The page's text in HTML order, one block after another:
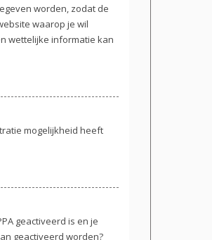
worden, zodat de
waarop je wil
wettelijke informatie kan
mogelijkheid heeft
geactiveerd is en je
geactiveerd worden?